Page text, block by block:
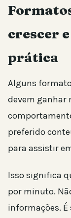
crescer
prática
Alguns
devem ganhar
preferido
para assistir
Isso significa
por minuto.
informações.